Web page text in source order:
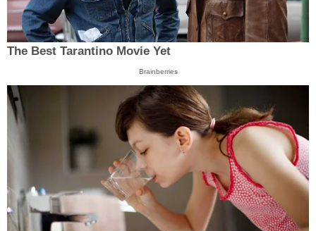
The Best Tarantino Movie Yet
Brainberries